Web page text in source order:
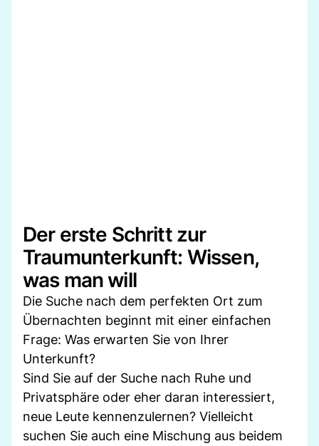
Der erste Schritt zur
Traumunterkunft: Wissen,
was man will
Die Suche nach dem perfekten Ort zum
Übernachten beginnt mit einer einfachen
Frage: Was erwarten Sie von Ihrer
Unterkunft?
Sind Sie auf der Suche nach Ruhe und
Privatsphäre oder eher daran interessiert,
neue Leute kennenzulernen? Vielleicht
suchen Sie auch eine Mischung aus beidem